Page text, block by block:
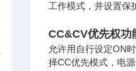
工作模式，并设置保
CC&CV优先权功
允许用自行设定ON
择CC优先模式，电